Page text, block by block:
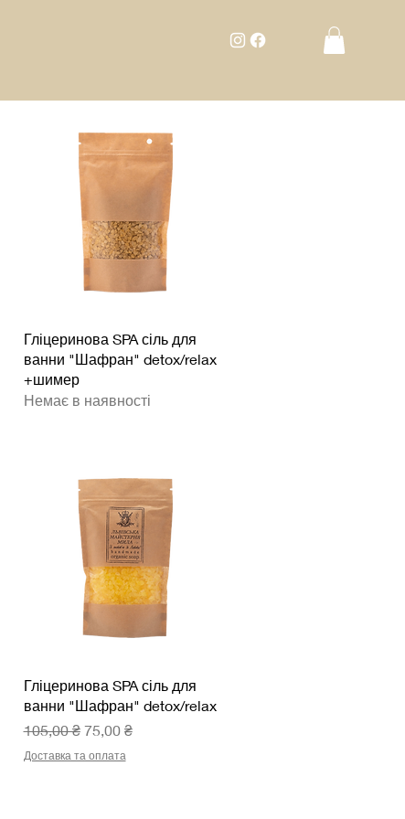
Швидкий перегляд
Гліцеринова SPA сіль для
ванни "Шафран" detox/relax
+шимер
Немає в наявності
Швидкий перегляд
Гліцеринова SPA сіль для
ванни "Шафран" detox/relax
Звичайна ціна
105,00 ₴ За розпродажем
75,00 ₴
Доставка та оплата